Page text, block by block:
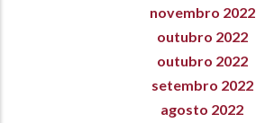
novembro 2022
outubro 2022
outubro 2022
setembro 2022
agosto 2022